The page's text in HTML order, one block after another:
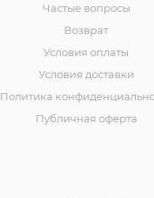
Частые вопросы
Возврат
Условия оплаты
Условия доставки
Политика
Публичная оферта